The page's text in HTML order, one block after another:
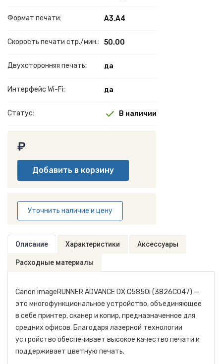
Формат печати: A3,A4
Скорость печати стр./мин.: 50.00
Двухсторонняя печать: да
Интерфейс Wi-Fi: да
Статус: В наличии
₽
Уточнить наличие и цену
Описание Характеристики Аксессуары
Расходные материалы
Canon imageRUNNER ADVANCE DX C5850i (3826C047) —
это многофункциональное устройство, объединяющее
в себе принтер, сканер и копир, предназначенное для
средних офисов. Благодаря лазерной технологии
устройство обеспечивает высокое качество печати и
поддерживает цветную печать.